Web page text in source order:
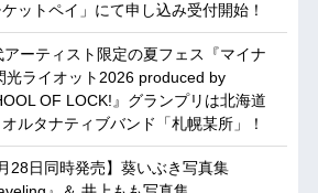
ケットペイ」にて申し込み受付開始！
アーティスト限定の夏フェス『マイナ
光ライオット2026 produced by
OF LOCK!』グランプリは北海道
ルタナティブバンド「札幌某所」！
月28日同時発売】葵いぶき写真集